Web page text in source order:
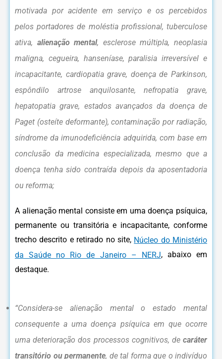
motivada por acidente em serviço e os percebidos
pelos portadores de moléstia profissional, tuberculose
ativa, alienação mental, esclerose múltipla, neoplasia
maligna, cegueira, hanseníase, paralisia irreversível e
incapacitante, cardiopatia grave, doença de Parkinson,
espôndilo artrose anquilosante, nefropatia grave,
hepatopatia grave, estados avançados da doença de
Paget (osteíte deformante), contaminação por radiação,
síndrome da imunodeficiência adquirida, com base em
conclusão da medicina especializada, mesmo que a
doença tenha sido contraída depois da aposentadoria
ou reforma;
A alienação mental consiste em uma doença psíquica,
permanente ou transitória e incapacitante, conforme
trecho descrito e retirado no site, Núcleo do Ministério
da Saúde no Rio de Janeiro – NERJ, abaixo em
destaque.
“Considera-se alienação mental o estado mental
consequente a uma doença psíquica em que ocorre
uma deterioração dos processos cognitivos, de caráter
transitório ou permanente, de tal forma que o indivíduo